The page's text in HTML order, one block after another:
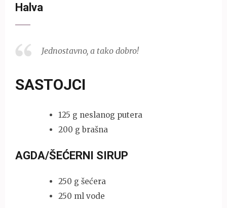
Halva
Jednostavno, a tako dobro!
SASTOJCI
125 g neslanog putera
200 g brašna
AGDA/ŠEĆERNI SIRUP
250 g šećera
250 ml vode